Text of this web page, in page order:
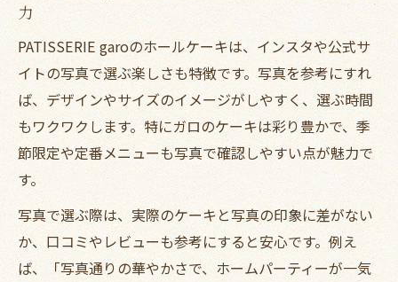
力
PATISSERIE garoのホールケーキは、インスタや公式サ
イトの写真で選ぶ楽しさも特徴です。写真を参考にすれ
ば、デザインやサイズのイメージがしやすく、選ぶ時間
もワクワクします。特にガロのケーキは彩り豊かで、季
節限定や定番メニューも写真で確認しやすい点が魅力で
す。
写真で選ぶ際は、実際のケーキと写真の印象に差がない
か、口コミやレビューも参考にすると安心です。例え
ば、「写真通りの華やかさで、ホームパーティーが一気